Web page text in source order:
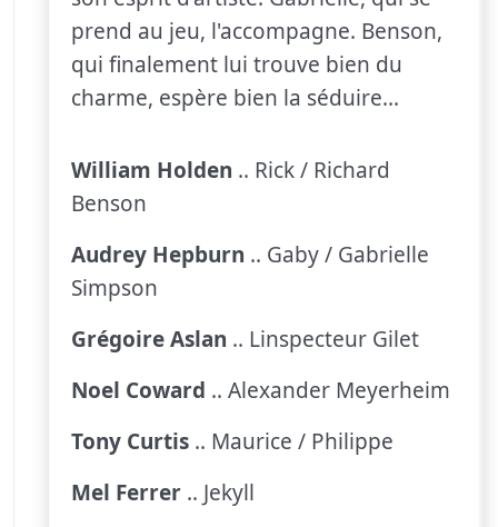
prend au jeu, l'accompagne. Benson,
qui finalement lui trouve bien du
charme, espère bien la séduire...
William Holden .. Rick / Richard
Benson
Audrey Hepburn .. Gaby / Gabrielle
Simpson
Grégoire Aslan .. Linspecteur Gilet
Noel Coward .. Alexander Meyerheim
Tony Curtis .. Maurice / Philippe
Mel Ferrer .. Jekyll